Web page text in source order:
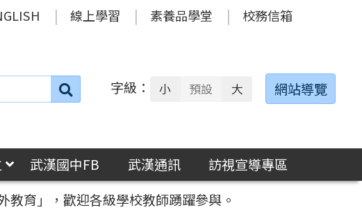
線上學習 素養品學堂 校務信箱
搜
字級： 小 預設 大 網站導覽
武漢國中FB 武漢通訊
訪視宣導專區
育」，歡迎各級學校教師踴躍參與。